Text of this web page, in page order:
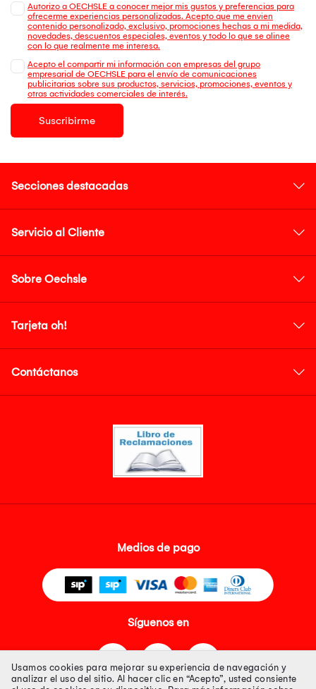
Autorizo a OECHSLE a conocer mejor mis gustos y preferencias para
ofrecerme experiencias personalizadas. Acepto que me envien
contenido personalizado, exclusivo, promociones hechas a mi medida,
novedades, descuentos especiales, eventos y todo lo que se alinee
con lo que realmente me interesa.
Acepto el compartir mi información con empresas del grupo
empresarial de OECHSLE para el envío de comunicaciones
publicitarias sobre sus productos, servicios, promociones, eventos y
otras actividades comerciales de interés.
Suscribirme
Secciones destacadas
Servicio al Cliente
Sobre Oechsle
Tarjeta oh!
Contáctanos
Medios de pago
Síguenos en
Usamos cookies para mejorar su experiencia de navegación y
analizar el uso del sitio. Al hacer clic en “Acepto”, usted consiente